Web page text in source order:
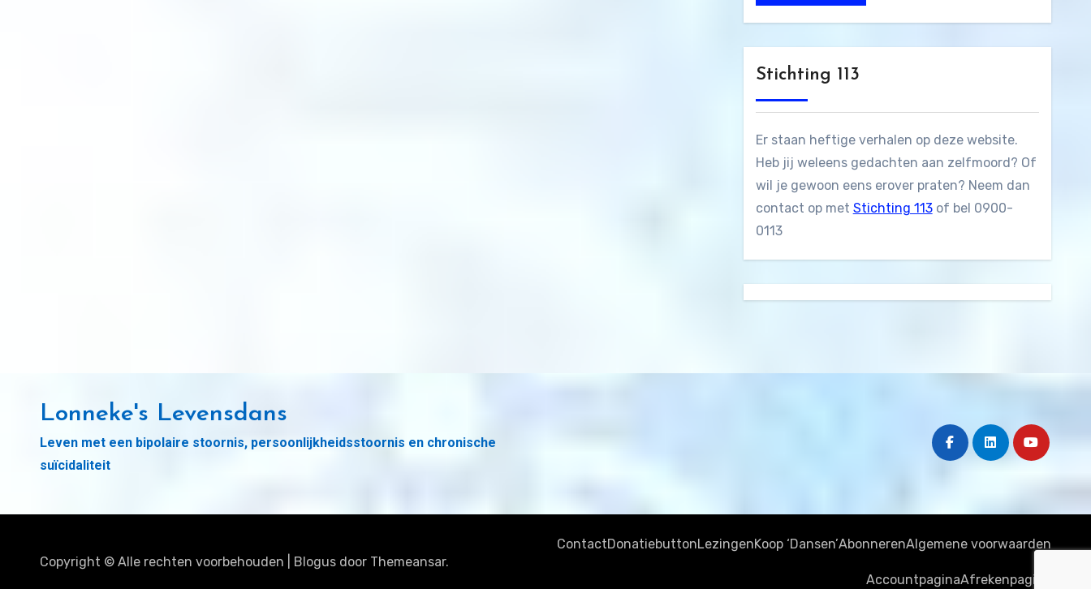
Stichting 113
Er staan heftige verhalen op deze website.
Heb jij weleens gedachten aan zelfmoord? Of
wil je gewoon eens erover praten? Neem dan
contact op met Stichting 113of bel 0900-
0113
Lonneke's Levensdans
Leven met een bipolaire stoornis, persoonlijkheidsstoornis en chronische
suïcidaliteit
Copyright © Alle rechten voorbehouden Blogus door Themeansar.
ContactDonatiebuttonLezingenKoop ‘Dansen’AbonnerenAlgemene voorwaarden
AccountpaginaAfrekenpagina